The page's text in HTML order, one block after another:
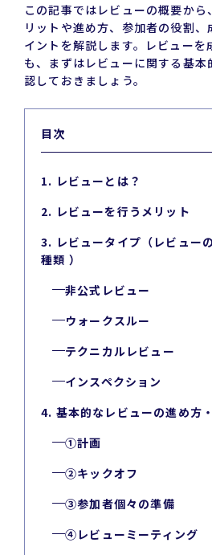
この記事ではレビューの概要か
リットや進め方、参加者の役割
イントを解説します。レビューを
も、まずはレビューに関する基
認しておきましょう。
目次
1. レビューとは？
2. レビューを行うメリット
3. レビュータイプ（レビュー
種類 ）
非公式レビュー
ウォークスルー
テクニカルレビュー
インスペクション
4. 基本的なレビューの進め方
①計画
②キックオフ
③参加者個々の準備
④レビューミーティング